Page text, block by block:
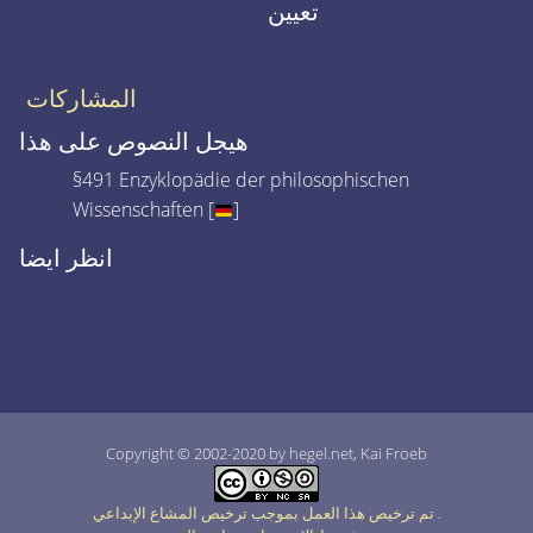
تعيين
المشاركات
هيجل النصوص على هذا
§491 Enzyklopädie der philosophischen
Wissenschaften [
]
انظر ايضا
Copyright © 2002-2020 by hegel.net, Kai Froeb
.